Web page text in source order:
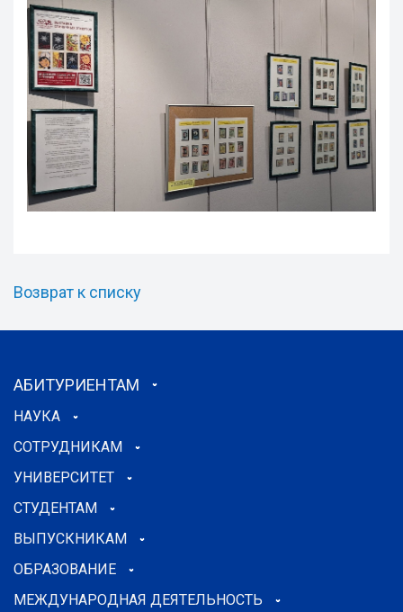
Возврат к списку
АБИТУРИЕНТАМ
НАУКА
СОТРУДНИКАМ
УНИВЕРСИТЕТ
СТУДЕНТАМ
ВЫПУСКНИКАМ
ОБРАЗОВАНИЕ
МЕЖДУНАРОДНАЯ ДЕЯТЕЛЬНОСТЬ